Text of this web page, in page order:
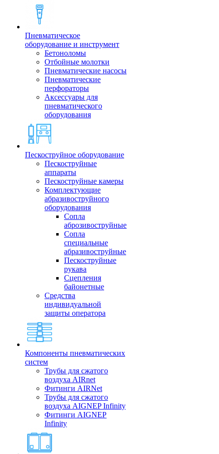
Пневматическое
оборудование и инструмент
Бетоноломы
Отбойные молотки
Пневматические насосы
Пневматические
перфораторы
Аксессуары для
пневматического
оборудования
Пескоструйное оборудование
Пескоструйные
аппараты
Пескоструйные камеры
Комплектующие
абразивоструйного
оборудования
Сопла
аброзивоструйные
Сопла
специальные
абразивоструйные
Пескоструйные
рукава
Сцепления
байонетные
Средства
индивидуальной
защиты оператора
Компоненты пневматических
систем
Трубы для сжатого
воздуха AIRnet
Фитинги AIRNet
Трубы для сжатого
воздуха AIGNEP Infinity
Фитинги AIGNEP
Infinity